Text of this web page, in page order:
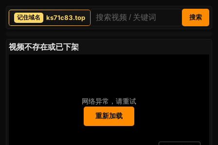
ks71c83.top 搜索
视频不存在或已下架
网络异常，请重试
重新加载